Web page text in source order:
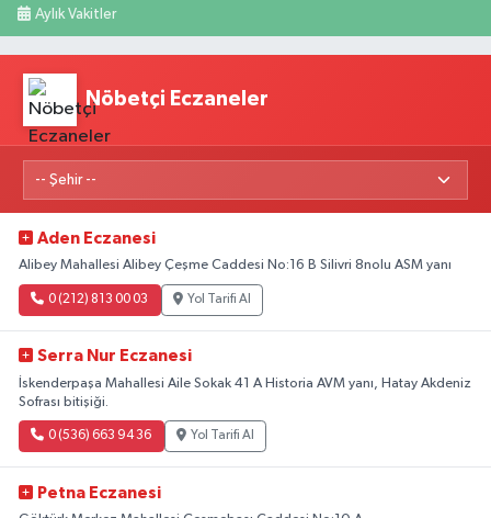
Aylık Vakitler
Nöbetçi Eczaneler
Aden Eczanesi
Alibey Mahallesi Alibey Çeşme Caddesi No:16 B Silivri 8nolu ASM yanı
0 (212) 813 00 03 Yol Tarifi Al
Serra Nur Eczanesi
İskenderpaşa Mahallesi Aile Sokak 41 A Historia AVM yanı, Hatay Akdeniz
Sofrası bitişiği.
0 (536) 663 94 36 Yol Tarifi Al
Petna Eczanesi